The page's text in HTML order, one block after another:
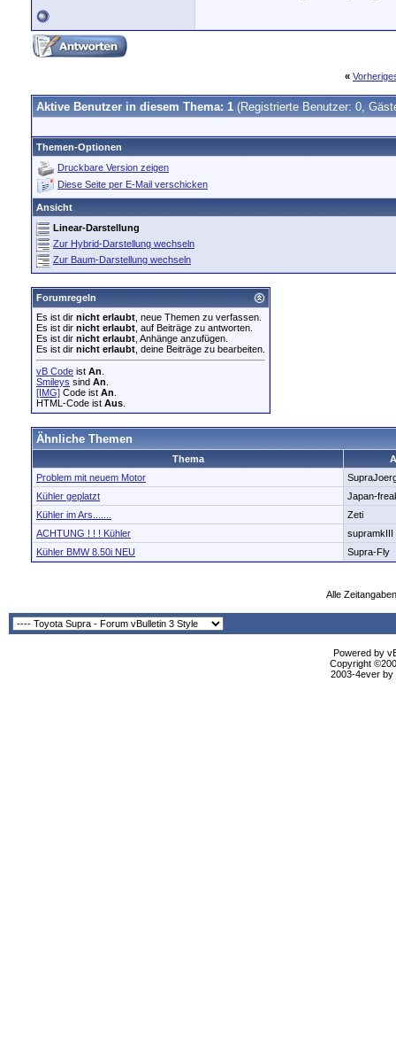
«
Aktive Benutzer in diesem Thema: 1 (Registrierte Benutzer: 0,
Themen-Optionen
Druckbare Version zeigen
Diese Seite per E-Mail verschicken
Ansicht
Linear-Darstellung
Zur Hybrid-Darstellung wechseln
Zur Baum-Darstellung wechseln
Forumregeln
Es ist dir nicht erlaubt , neue Themen zu verfassen.
Es ist dir nicht erlaubt , auf Beiträge zu antworten.
Es ist dir nicht erlaubt , Anhänge anzufügen.
Es ist dir nicht erlaubt , deine Beiträge zu bearbeiten.
vB Code ist An
Smileys sind An
[IMG] Code ist An
HTML-Code ist Aus
Ähnliche Themen
Thema
Problem mit neuem Motor
Kühler geplatzt
Japan-
Kühler im Ars.......
Zeti
ACHTUNG ! ! ! Kühler
supramkIII
Kühler BMW 8.50i NEU
Supra-Fly
Alle
Powered by
Copyright
2003-4ever by